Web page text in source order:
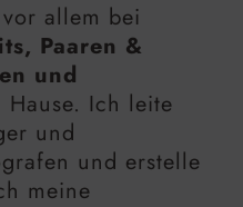
allem bei
Paaren &
und
Hause. Ich leite
und
und erstelle
meine